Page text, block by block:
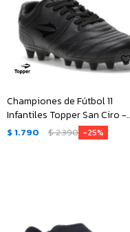
Championes de Fútbol 11
Infantiles Topper San Ciro -
Negro
$ 1.790 $2.390 25